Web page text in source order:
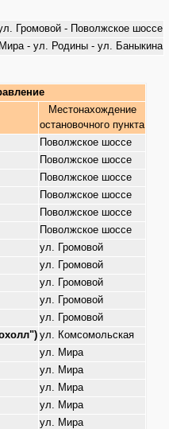
Громовой - Поволжское шоссе
- ул. Родины - ул. Баныкина
Местонахождение
остановочного пункта
Поволжское шоссе
Поволжское шоссе
Поволжское шоссе
Поволжское шоссе
Поволжское шоссе
Поволжское шоссе
ул. Громовой
ул. Громовой
ул. Громовой
ул. Громовой
ул. Громовой
ул. Комсомольская
ул. Мира
ул. Мира
ул. Мира
ул. Мира
ул. Мира